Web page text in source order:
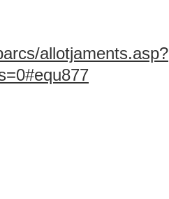
allotjaments.asp?